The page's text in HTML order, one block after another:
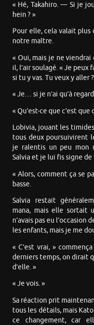
« Hé, Takahiro. — Si je
hein ? »
Pour elle, cela valait plus
notre maître.
« Oui, mais je ne
il, l’air soulagé. « Je
si tu y vas. Tu veux y aller
« Je… si je n’ai qu’à
« Qu’est-ce que c’est
Lobivia, jouant les
tous deux poursuivirent
je ralentis un peu mon
Salvia et je lui fis signe de
« Alors, comment ça se
basse.
Salvia restait
mana, mais elle sortait
n’avais pas eu
les enfants, mais je me
« C’est vrai, »
derniers temps, on dirait
d’elle. »
« Je vois. »
Sa réaction prit
tous les détails, mais
ce changement, car